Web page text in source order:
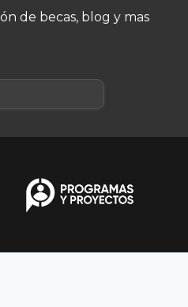
de becas, blog y mas